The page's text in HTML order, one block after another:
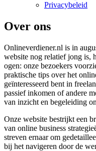
Privacybeleid
Over ons
Onlineverdiener.nl is in
website nog relatief jong is,
ogen: onze bezoekers
praktische tips over het
geïnteresseerd bent in
passief inkomen of andere
van inzicht en begeleiding
Onze website bestrijkt een
van online business
streven ernaar om
bij het navigeren door de